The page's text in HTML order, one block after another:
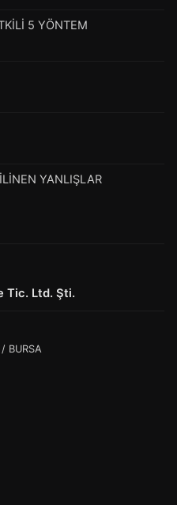
5 YÖNTEM
YANLIŞLAR
Tic. Ltd. Şti.
BURSA